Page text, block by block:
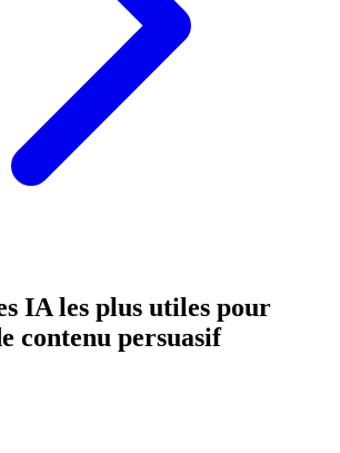
IA les plus utiles pour
contenu persuasif